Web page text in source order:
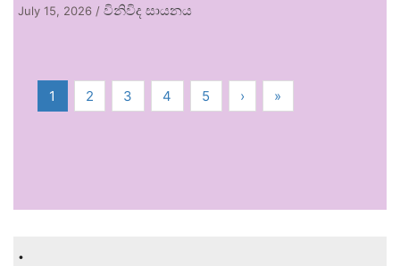
July 15, 2026 / විනිවිද සායනය
1 2 3 4 5 › »
.